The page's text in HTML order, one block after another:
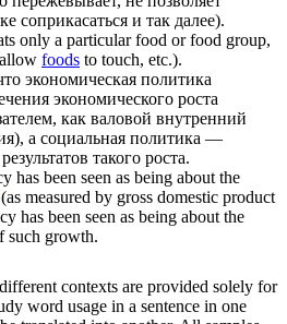
соприкасаться и так далее).
only a particular food or food group,
foods to touch, etc.).
экономическая политика
экономического роста
как валовой внутренний
а социальная политика —
такого роста.
has been seen as being about the
(as measured by gross domestic product
has been seen as being about the
such growth.
contexts are provided solely for
word usage in a sentence in one